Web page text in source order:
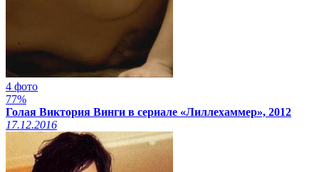
4 фото
77%
Голая Виктория Винги в сериале «Лиллехаммер», 2012
17.12.2016